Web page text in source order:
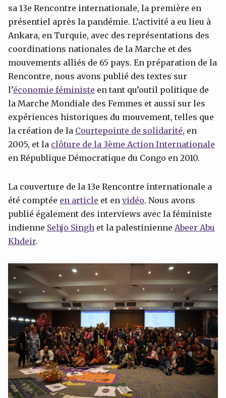
sa 13e Rencontre internationale, la première en
présentiel après la pandémie. L’activité a eu lieu à
Ankara, en Turquie, avec des représentations des
coordinations nationales de la Marche et des
mouvements alliés de 65 pays. En préparation de la
Rencontre, nous avons publié des textes sur
l’économie féministe en tant qu’outil politique de
la Marche Mondiale des Femmes et aussi sur les
expériences historiques du mouvement, telles que
la création de la Courtepointe de solidarité, en
2005, et la clôture de la 3ème Action Internationale
en République Démocratique du Congo en 2010.
La couverture de la 13e Rencontre internationale a
été comptée en article et en vidéo. Nous avons
publié également des interviews avec la féministe
indienne Sehjo Singh et la palestinienne Abeer Abu
Khdeir.